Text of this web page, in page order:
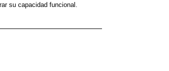
su capacidad funcional.